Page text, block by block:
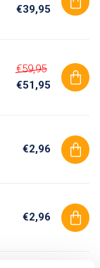
€39,95
€59,95
€51,95
€2,96
€2,96